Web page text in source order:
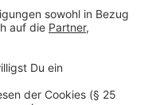
- jetzt